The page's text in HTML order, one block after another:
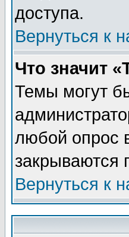
доступа.
Вернуться к
Что значит
Темы могут
любой опрос
закрываются
Вернуться к